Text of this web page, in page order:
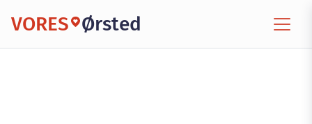
VORES Ørsted